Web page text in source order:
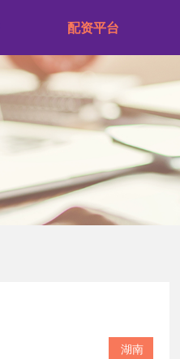
配资平台
湖南